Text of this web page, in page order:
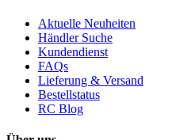
Aktuelle Neuheiten
Händler Suche
Kundendienst
FAQs
Lieferung & Versand
Bestellstatus
RC Blog